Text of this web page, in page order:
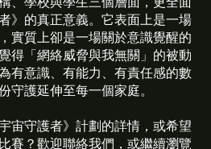
》的真正意義。它表面上是一場
實質上卻是一場關於意識覺醒的
得「網絡威脅與我無關」的被動
有意識、有能力、有責任感的數
守護延伸至每一個家庭。
宙守護者》計劃的詳情，或希望
賽？歡迎聯絡我們，或繼續瀏覽